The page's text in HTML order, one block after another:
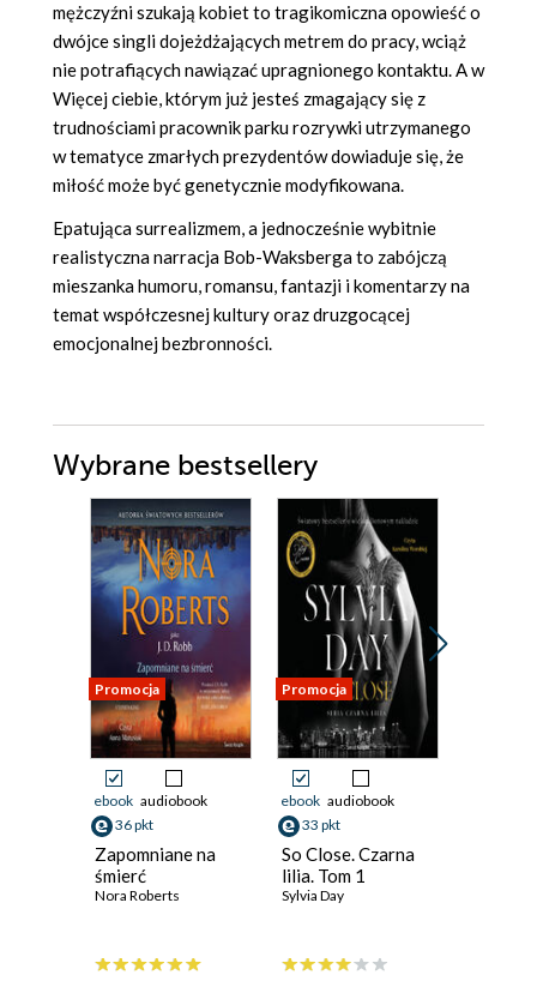
mężczyźni szukają kobiet to tragikomiczna opowieść o
dwójce singli dojeżdżających metrem do pracy, wciąż
nie potrafiących nawiązać upragnionego kontaktu. A w
Więcej ciebie, którym już jesteś zmagający się z
trudnościami pracownik parku rozrywki utrzymanego
w tematyce zmarłych prezydentów dowiaduje się, że
miłość może być genetycznie modyfikowana.
Epatująca surrealizmem, a jednocześnie wybitnie
realistyczna narracja Bob-Waksberga to zabójczą
mieszanka humoru, romansu, fantazji i komentarzy na
temat współczesnej kultury oraz druzgocącej
emocjonalnej bezbronności.
Wybrane bestsellery
Promocja
ebook audiobook
36 pkt
Zapomniane na
śmierć
Nora Roberts
Promocja
ebook audiobook
33 pkt
So Close. Czarna
lilia. Tom 1
Sylvia Day